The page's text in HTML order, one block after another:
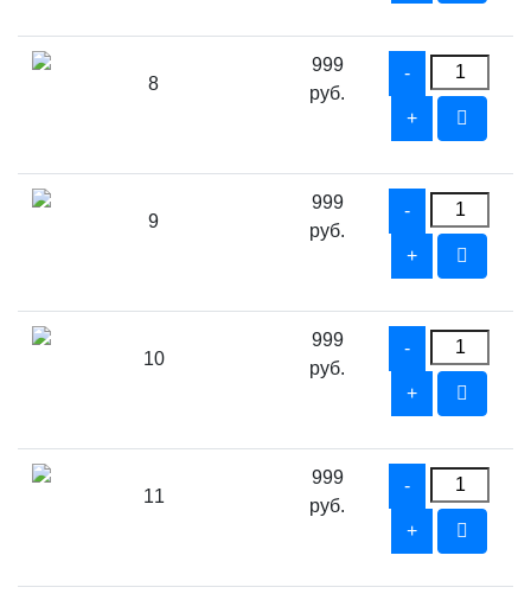
8
999
руб.
9
999
руб.
10
999
руб.
11
999
руб.